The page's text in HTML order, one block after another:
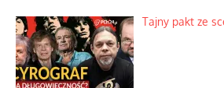
Tajny pakt ze